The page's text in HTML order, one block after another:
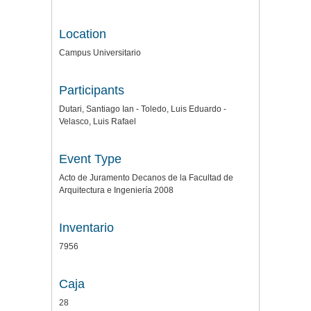
Location
Campus Universitario
Participants
Dutari, Santiago Ian - Toledo, Luis Eduardo -
Velasco, Luis Rafael
Event Type
Acto de Juramento Decanos de la Facultad de
Arquitectura e Ingeniería 2008
Inventario
7956
Caja
28